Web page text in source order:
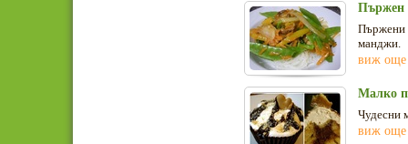
Пържен
Пържени
манджи.
виж още
Малко
Чудесни
виж още